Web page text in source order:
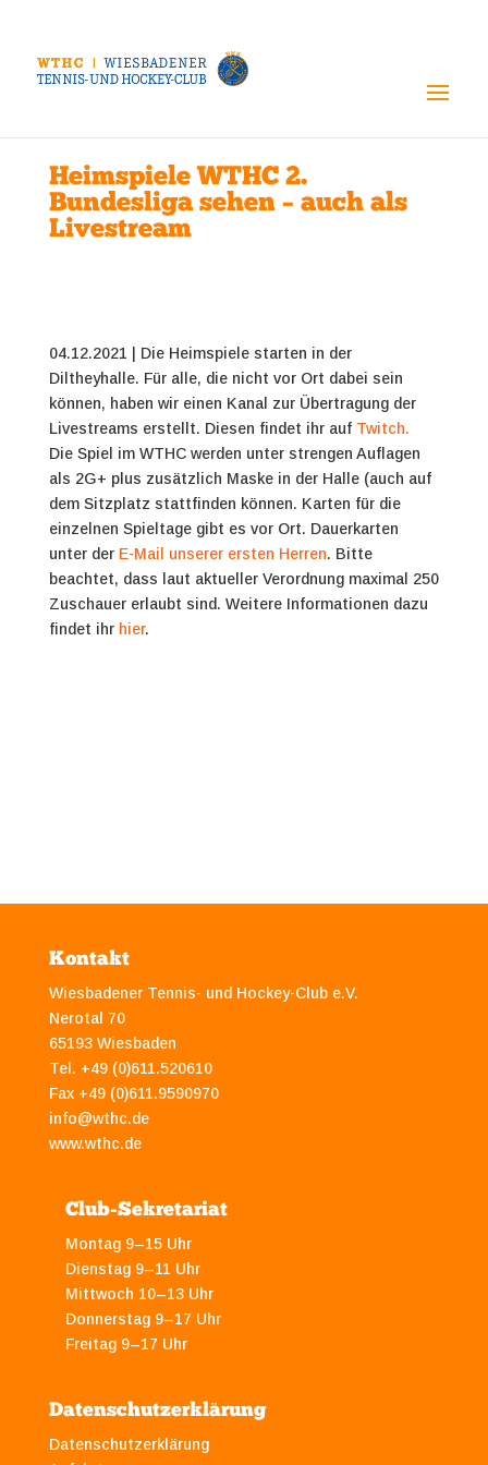
Heimspiele WTHC 2.
Bundesliga sehen – auch als
Livestream
04.12.2021 | Die Heimspiele starten in der
Diltheyhalle. Für alle, die nicht vor Ort dabei sein
können, haben wir einen Kanal zur Übertragung der
Livestreams erstellt. Diesen findet ihr auf Twitch.
Die Spiel im WTHC werden unter strengen Auflagen
als 2G+ plus zusätzlich Maske in der Halle (auch auf
dem Sitzplatz stattfinden können. Karten für die
einzelnen Spieltage gibt es vor Ort. Dauerkarten
unter der E-Mail unserer ersten Herren. Bitte
beachtet, dass laut aktueller Verordnung maximal 250
Zuschauer erlaubt sind. Weitere Informationen dazu
findet ihr hier.
Kontakt
Wiesbadener Tennis- und Hockey-Club e.V.
Nerotal 70
65193 Wiesbaden
Tel. +49 (0)611.520610
Fax +49 (0)611.9590970
info@wthc.de
www.wthc.de
Club-Sekretariat
Montag 9–15 Uhr
Dienstag 9–11 Uhr
Mittwoch 10–13 Uhr
Donnerstag 9–17 Uhr
Freitag 9–17 Uhr
Datenschutzerklärung
Datenschutzerklärung